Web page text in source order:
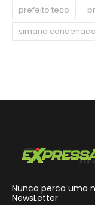
prefeito teco
simaria condenada
Nunca perca uma
NewsLetter